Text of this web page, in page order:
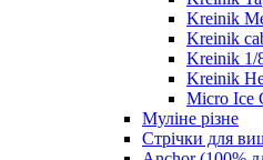
Kreinik
Kreinik
Kreinik 1/
Kreinik
Micro Ice
Муліне різне
Стрічки для